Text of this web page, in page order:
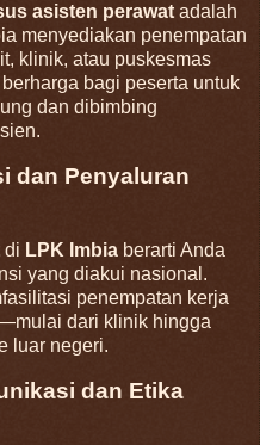
asisten perawat adalah
menyediakan penempatan
klinik, atau puskesmas
bagi peserta untuk
dan dibimbing
.
dan Penyaluran
di LPK Imbia berarti Anda
yang diakui nasional.
penempatan kerja
dari klinik hingga
luar negeri.
dan Etika